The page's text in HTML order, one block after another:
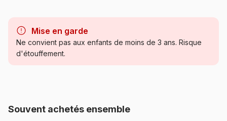
Catégorie Puzzles - Villes et Villages
Mise en garde
Ne convient pas aux enfants de moins de 3 ans. Risque
d'étouffement.
Souvent achetés ensemble